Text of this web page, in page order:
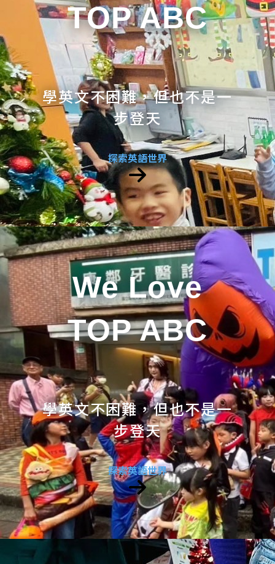
TOP ABC
學英文不困難，但也不是一
步登天
探索英語世界
We Love
TOP ABC
學英文不困難，但也不是一
步登天
探索英語世界